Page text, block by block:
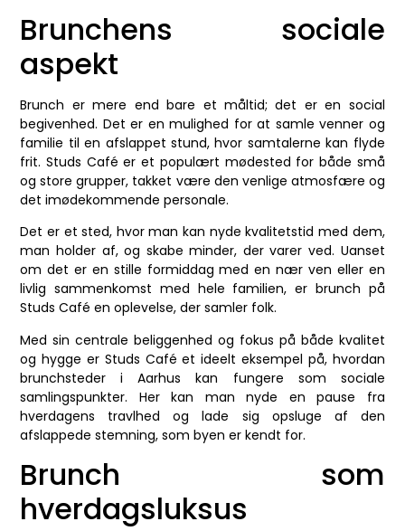
Brunchens sociale
aspekt
Brunch er mere end bare et måltid; det er en social
begivenhed. Det er en mulighed for at samle venner og
familie til en afslappet stund, hvor samtalerne kan flyde
frit. Studs Café er et populært mødested for både små
og store grupper, takket være den venlige atmosfære og
det imødekommende personale.
Det er et sted, hvor man kan nyde kvalitetstid med dem,
man holder af, og skabe minder, der varer ved. Uanset
om det er en stille formiddag med en nær ven eller en
livlig sammenkomst med hele familien, er brunch på
Studs Café en oplevelse, der samler folk.
Med sin centrale beliggenhed og fokus på både kvalitet
og hygge er Studs Café et ideelt eksempel på, hvordan
brunchsteder i Aarhus kan fungere som sociale
samlingspunkter. Her kan man nyde en pause fra
hverdagens travlhed og lade sig opsluge af den
afslappede stemning, som byen er kendt for.
Brunch som
hverdagsluksus